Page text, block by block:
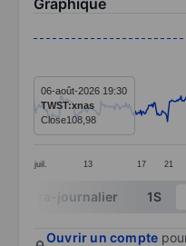
The chart has 1 X
The chart has 1 Y
juil. 13 17 21
06-août-2026 19:30
TWST:xnas
Close108,98
End of interactive
Intra-journalier 1S
Ouvrir un compte